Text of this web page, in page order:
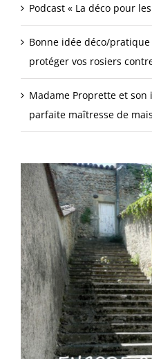
Podcast « La déco pour
Bonne idée déco/pratique
protéger vos rosiers
Madame Proprette et
parfaite maîtresse de